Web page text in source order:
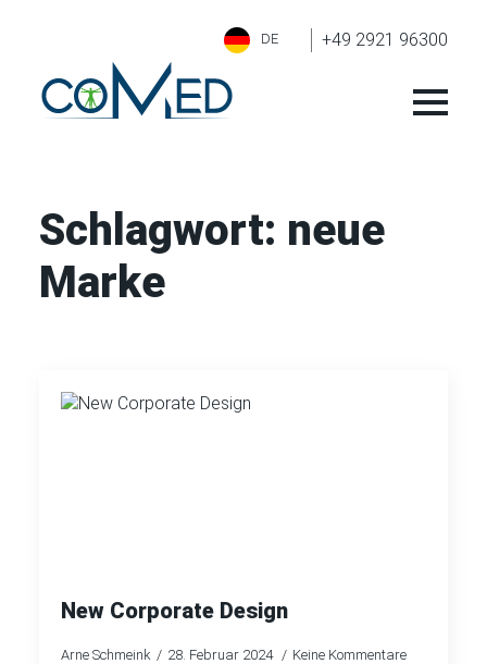
DE +49 2921 96300
Schlagwort: neue
Marke
New Corporate Design
Arne Schmeink 28. Februar 2024 Keine Kommentare